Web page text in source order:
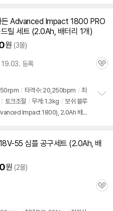
기
든 Advanced Impact 1800 PRO
드릴 세트 (2.0Ah, 배터리 1개)
원 (3몰)
19.03. 등록
관
/ 타격수: 20,250bpm / 최
/ 토크조절 / 무게: 1.3kg / 보쉬 블루
Impact 1800), 2.0Ah 배터
55 심플 공구세트 (2.0Ah, 배
원 (2몰)
관